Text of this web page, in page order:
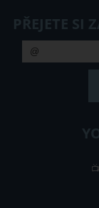
PŘEJETE SI